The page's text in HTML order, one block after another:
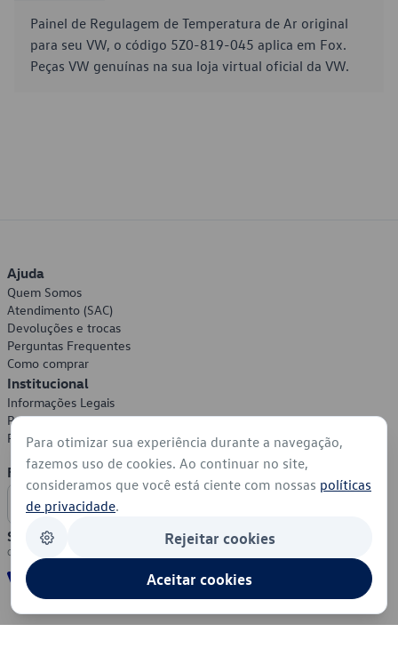
Painel de Regulagem de Temperatura de Ar original
para seu VW, o código 5Z0-819-045 aplica em Fox.
Peças VW genuínas na sua loja virtual oficial da VW.
Ajuda
Quem Somos
Atendimento (SAC)
Devoluções e trocas
Perguntas Frequentes
Como comprar
Institucional
Informações Legais
Política de Privacidade
Política de Cookies
Formas de Pagamento
Segurança
Para otimizar sua experiência durante a navegação,
fazemos uso de cookies. Ao continuar no site,
consideramos que você está ciente com nossas políticas
de privacidade.
Rejeitar cookies
Aceitar cookies